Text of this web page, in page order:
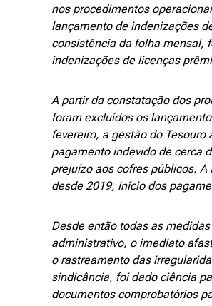
nos procedimentos
lançamento de indenizações
consistência da folha mensal,
indenizações de licenças
A partir da constatação dos
foram excluídos os
fevereiro, a gestão do
pagamento indevido de cerca
prejuízo aos cofres públicos.
desde 2019, início dos
Desde então todas as
administrativo, o imediato
o rastreamento das
sindicância, foi dado ciência
documentos comprobatórios